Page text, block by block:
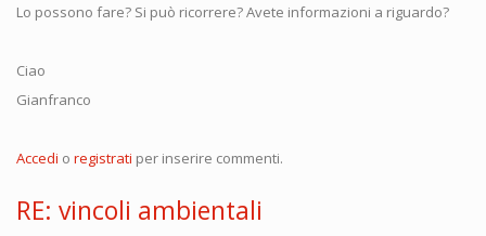
Lo possono fare? Si può ricorrere? Avete informazioni a riguardo?
Ciao
Gianfranco
Accedi o registrati per inserire commenti.
RE: vincoli ambientali